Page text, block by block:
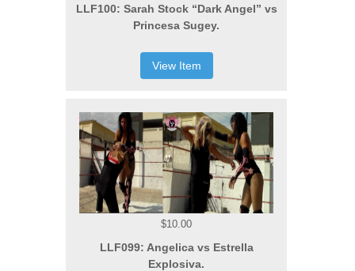
LLF100: Sarah Stock “Dark Angel” vs
Princesa Sugey.
View Item
$10.00
LLF099: Angelica vs Estrella
Explosiva.